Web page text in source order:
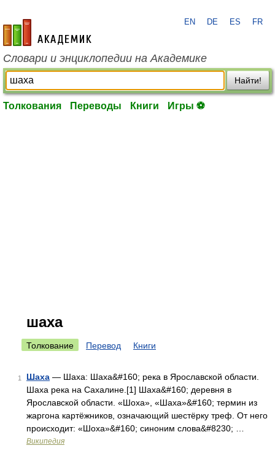
academic.ru
EN DE ES FR
Словари и энциклопедии на Академике
Найти!
Толкования Переводы Книги Игры ⚽
шаха
Толкование Перевод Книги
1 Шаха — Шаха: Шаха&#160; река в Ярославской области.
Шаха река на Сахалине.[1] Шаха&#160; деревня в
Ярославской области. «Шоха», «Шаха»&#160; термин из
жаргона картёжников, означающий шестёрку треф. От него
происходит: «Шоха»&#160; синоним слова&#8230; …
Википедия